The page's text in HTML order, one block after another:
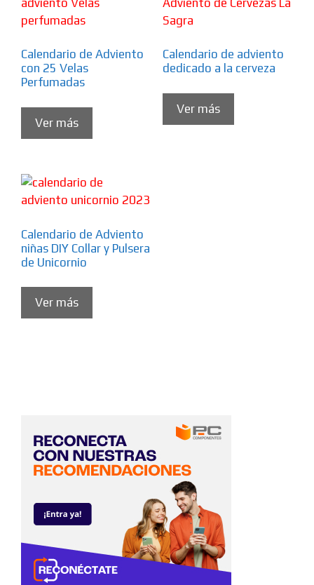
Calendario de Adviento
con 25 Velas
Perfumadas
Ver más
Calendario de adviento
dedicado a la cerveza
Ver más
Calendario de Adviento
niñas DIY Collar y Pulsera
de Unicornio
Ver más